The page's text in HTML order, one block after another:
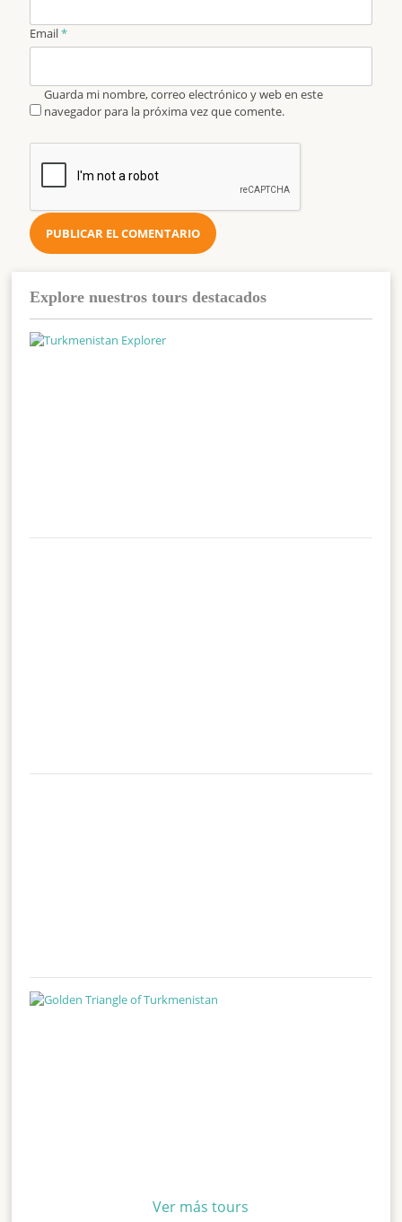
Email*
Guarda mi nombre, correo electrónico y web en este
navegador para la próxima vez que comente.
Explore nuestros tours destacados
Ver más tours